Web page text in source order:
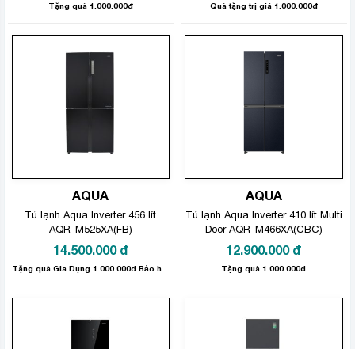
Tặng quà 1.000.000đ Quà tặng trị giá 1.000.000đ
AQUA
Tủ lạnh Aqua Inverter 456 lít
AQR-M525XA(FB)
14.500.000 đ
AQUA
Tủ lạnh Aqua Inverter 410 lít Multi
Door AQR-M466XA(CBC)
12.900.000 đ
Tặng quà 1.000.000đ